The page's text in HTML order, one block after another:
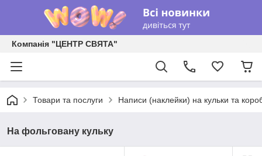
Компанія "ЦЕНТР СВЯТА"
Товари та послуги Написи (наклейки) на кульки та
На фольговану кульку